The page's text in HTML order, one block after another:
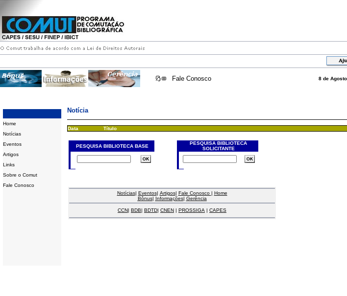
Fale Conosco 8 de
Home
Notícias
Eventos
Artigos
Links
Sobre o Comut
Fale Conosco
Notícia
Data Título
PESQUISA BIBLIOTECA BASE
PESQUISA BIBLIOTECA
SOLICITANTE
Notícias| Eventos| Artigos| Fale Conosco | Home
Bônus| Informações| Gerência
CCN| BDB| BDTD| CNEN | PROSSIGA | CAPES